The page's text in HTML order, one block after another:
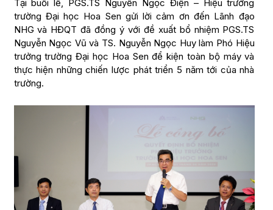
Tại buổi lễ, PGS.TS Nguyễn Ngọc Điện – Hiệu trưởng
trường Đại học Hoa Sen gửi lời cảm ơn đến Lãnh đạo
NHG và HĐQT đã đồng ý với đề xuất bổ nhiệm PGS.TS
Nguyễn Ngọc Vũ và TS. Nguyễn Ngọc Huy làm Phó Hiệu
trưởng trường Đại học Hoa Sen để kiện toàn bộ máy và
thực hiện những chiến lược phát triển 5 năm tới của nhà
trường.